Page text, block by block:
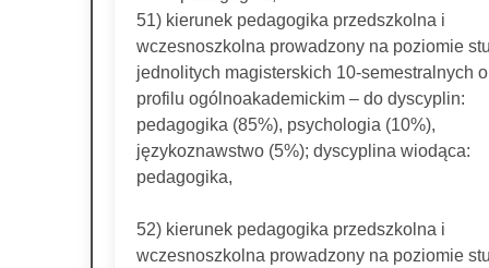
51) kierunek pedagogika przedszkolna i
wczesnoszkolna prowadzony na poziomie
jednolitych magisterskich 10-semestralnych o
profilu ogólnoakademickim – do dyscyplin:
pedagogika (85%), psychologia (10%),
językoznawstwo (5%); dyscyplina wiodąca:
pedagogika,
52) kierunek pedagogika przedszkolna i
wczesnoszkolna prowadzony na poziomie